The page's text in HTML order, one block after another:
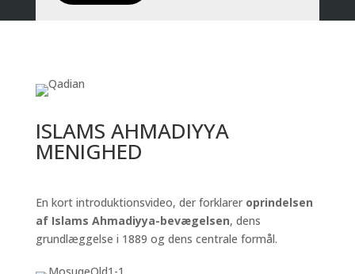
ISLAMS AHMADIYYA
MENIGHED
En kort introduktionsvideo, der forklarer oprindelsen
af Islams Ahmadiyya-bevægelsen, dens
grundlæggelse i 1889 og dens centrale formål.